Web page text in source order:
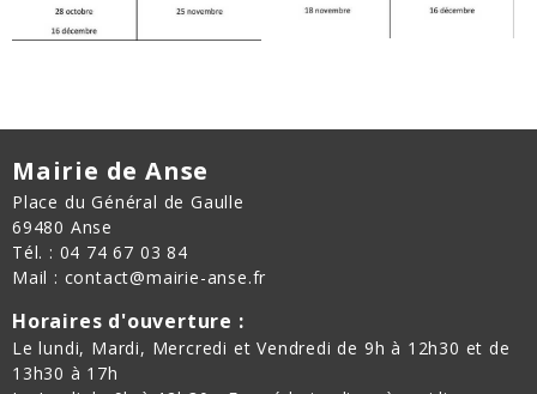
Mairie de Anse
Place du Général de Gaulle
69480 Anse
Tél. : 04 74 67 03 84
Mail : contact@mairie-anse.fr
Horaires d'ouverture :
Le lundi, Mardi, Mercredi et Vendredi de 9h à 12h30 et de
13h30 à 17h